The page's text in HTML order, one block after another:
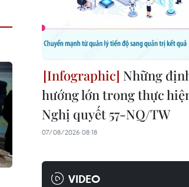
Những
hướng lớn trong thực
Nghị quyết 57-NQ/TW
07/08/2026 08:18
VIDEO